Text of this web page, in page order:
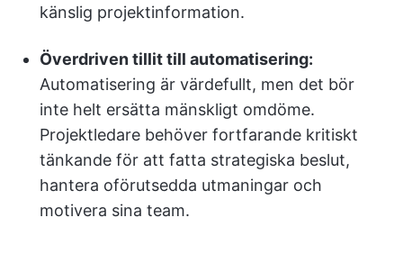
känslig projektinformation.
Överdriven tillit till automatisering:
Automatisering är värdefullt, men det bör
inte helt ersätta mänskligt omdöme.
Projektledare behöver fortfarande kritiskt
tänkande för att fatta strategiska beslut,
hantera oförutsedda utmaningar och
motivera sina team.